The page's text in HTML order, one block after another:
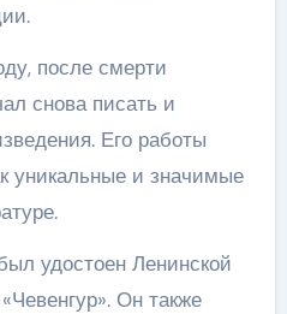
после смерти
снова писать и
Его работы
уникальные и значимые
удостоен Ленинской
Он также